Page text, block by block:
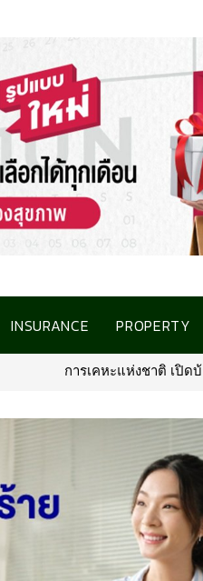
INSURANCE PROPERTY
การเคหะแห่งชาติ เปิดบ้านต้อนรั